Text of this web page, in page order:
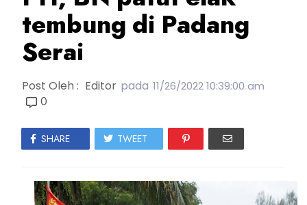
tembung di Padang
Serai
Post Oleh : Editor pada 11/26/2022 10:39:00 am
0
SHARE TWEET